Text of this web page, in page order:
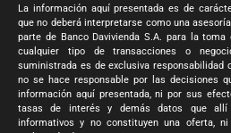
La información aquí presentada es de
que no deberá interpretarse como una
parte de Banco Davivienda S.A. para la
cualquier tipo de transacciones o
suministrada es de exclusiva responsabilidad
no se hace responsable por las decisiones
información aquí presentada, ni por sus
tasas de interés y demás datos que allí
informativos y no constituyen una oferta,